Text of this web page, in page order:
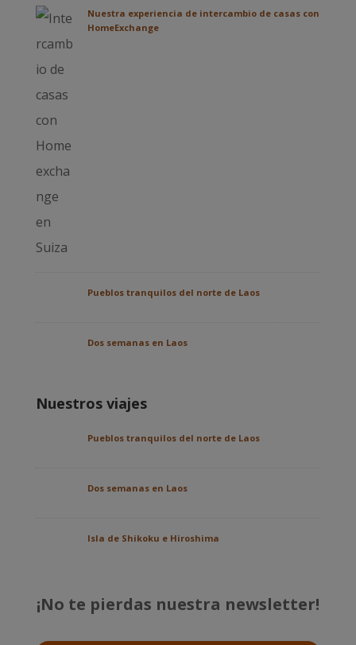
Nuestra experiencia de intercambio de casas con
HomeExchange
Pueblos tranquilos del norte de Laos
Dos semanas en Laos
Nuestros viajes
Pueblos tranquilos del norte de Laos
Dos semanas en Laos
Isla de Shikoku e Hiroshima
¡No te pierdas nuestra newsletter!